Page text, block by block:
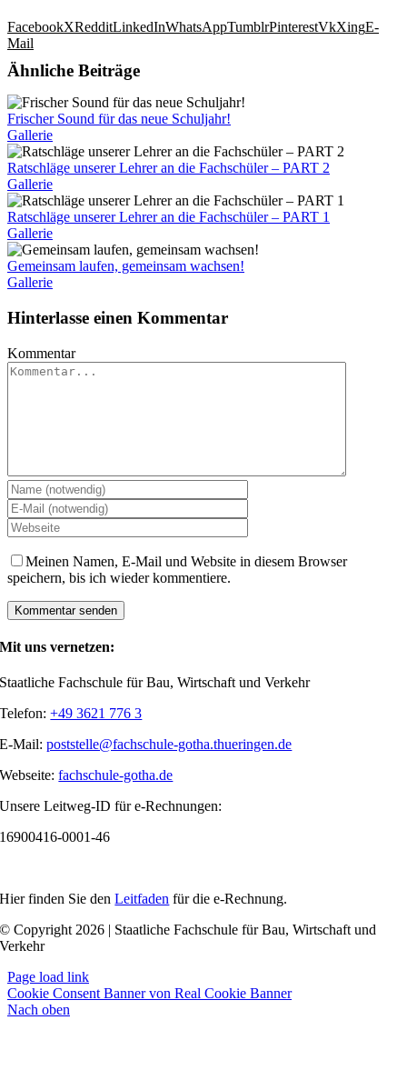
FacebookXRedditLinkedInWhatsAppTumblrPinterestVkXingE-
Mail
Ähnliche Beiträge
Frischer Sound für das neue Schuljahr!
Gallerie
Ratschläge unserer Lehrer an die Fachschüler – PART 2
Gallerie
Ratschläge unserer Lehrer an die Fachschüler – PART 1
Gallerie
Gemeinsam laufen, gemeinsam wachsen!
Gallerie
Hinterlasse einen Kommentar
Kommentar
Meinen Namen, E-Mail und Website in diesem Browser
speichern, bis ich wieder kommentiere.
Mit uns vernetzen:
Staatliche Fachschule für Bau, Wirtschaft und Verkehr
Telefon:+49 3621 776 3
E-Mail:poststelle@fachschule-gotha.thueringen.de
Webseite:fachschule-gotha.de
Unsere Leitweg-ID für e-Rechnungen:
16900416-0001-46
Hier finden Sie denLeitfaden für die e-Rechnung.
© Copyright 2026 | Staatliche Fachschule für Bau, Wirtschaft und
Verkehr
Page load link
Cookie Consent Banner von Real Cookie Banner
Nach oben